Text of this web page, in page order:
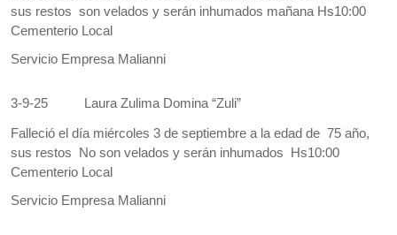
sus restos son velados y serán inhumados mañana Hs10:00
Cementerio Local
Servicio Empresa Malianni
3-9-25 Laura Zulima Domina “Zuli”
Falleció el día miércoles 3 de septiembre a la edad de 75 año,
sus restos No son velados y serán inhumados Hs10:00
Cementerio Local
Servicio Empresa Malianni